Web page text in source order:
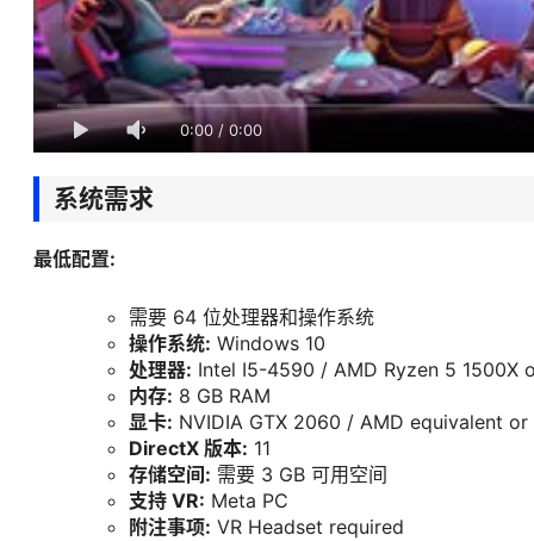
0:00/ 0:00
系统需求
最低配置:
需要 64 位处理器和操作系统
操作系统: Windows 10
处理器: Intel I5-4590 / AMD Ryzen 5 1500X
内存: 8 GB RAM
显卡: NVIDIA GTX 2060 / AMD equivalent
DirectX 版本: 11
存储空间: 需要 3 GB 可用空间
支持 VR: Meta PC
附注事项: VR Headset required